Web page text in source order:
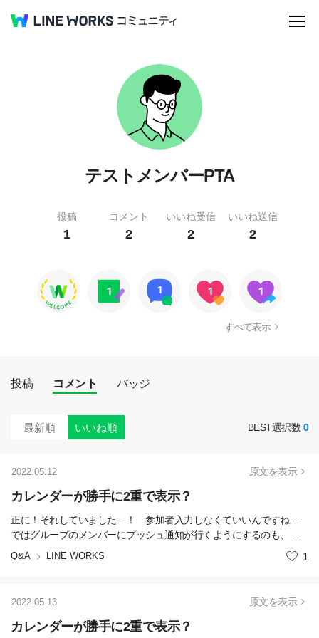
テストメンバーPTA
投稿
1
コメント
2
いいね受信
2
いいね送信
2
すべて表示
投稿 コメント バッジ
最新順 いいね順 BEST選択数 0
原文を表示
カレンダーが勝手に2重で表示？
正に！それしていました…！ 参加者入力しなくていいんですね…
ではグループのメンバーにプッシュ通知が行くようにするのも、グ
ループの予定にするだけでプッシュ通知されるという事なんでしょ
Q&A LINE WORKS
2022.05.12
いいね
1
原文を表示
カレンダーが勝手に2重で表示？
2022.05.13